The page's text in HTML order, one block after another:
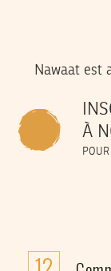
Nawaat est
À
POUR